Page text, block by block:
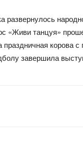
«Живи танцуя»
корова
завершила